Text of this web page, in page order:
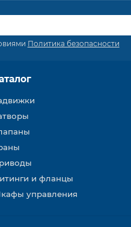
Политика безопасности
и фланцы
управления